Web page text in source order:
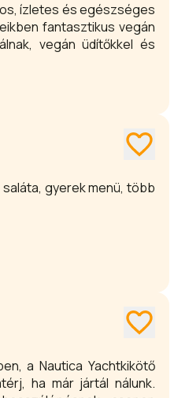
ízletes és egészséges
fantasztikus vegán
vegán üdítőkkel és
gyerek menü, több
a Nautica Yachtkikötő
ha már jártál nálunk.